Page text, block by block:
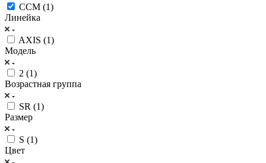
CCM (1)
Линейка
AXIS (1)
Модель
2 (1)
Возрастная группа
SR (1)
Размер
S (1)
Цвет